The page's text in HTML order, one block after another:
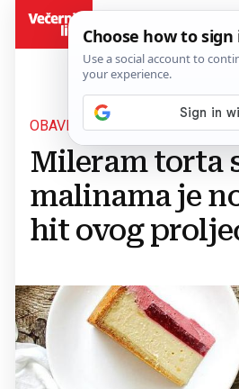
OBAVEZNO ISPROBAJ
Mileram torta
malinama je
hit ovog